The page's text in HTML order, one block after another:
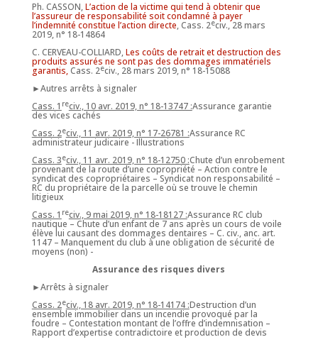
Ph. CASSON,L’action de la victime qui tend à obtenir que
l’assureur de responsabilité soit condamné à payer
l’indemnité constitue l’action directe, Cass. 2eciv., 28 mars
2019, n° 18-14864
C. CERVEAU-COLLIARD,Les coûts de retrait et destruction des
produits assurés ne sont pas des dommages immatériels
garantis,Cass. 2eciv., 28 mars 2019, n° 18-15088
►Autres arrêts à signaler
Cass. 1 reciv., 10 avr. 2019, n° 18-13747 :Assurance garantie
des vices cachés
Cass. 2eciv., 11 avr. 2019, n° 17-26781 :Assurance RC
administrateur judicaire - Illustrations
Cass. 3eciv., 11 avr. 2019, n° 18-12750 :Chute d’un enrobement
provenant de la route d’une copropriété – Action contre le
syndicat des copropriétaires – Syndicat non responsabilité –
RC du propriétaire de la parcelle où se trouve le chemin
litigieux
Cass. 1 reciv., 9 mai 2019, n° 18-18127 :Assurance RC club
nautique – Chute d’un enfant de 7 ans après un cours de voile
élève lui causant des dommages dentaires – C. civ., anc. art.
1147 – Manquement du club à une obligation de sécurité de
moyens (non) -
Assurance des risques divers
►Arrêts à signaler
Cass. 2eciv., 18 avr. 2019, n° 18-14174 :Destruction d’un
ensemble immobilier dans un incendie provoqué par la
foudre – Contestation montant de l’offre d’indemnisation –
Rapport d’expertise contradictoire et production de devis